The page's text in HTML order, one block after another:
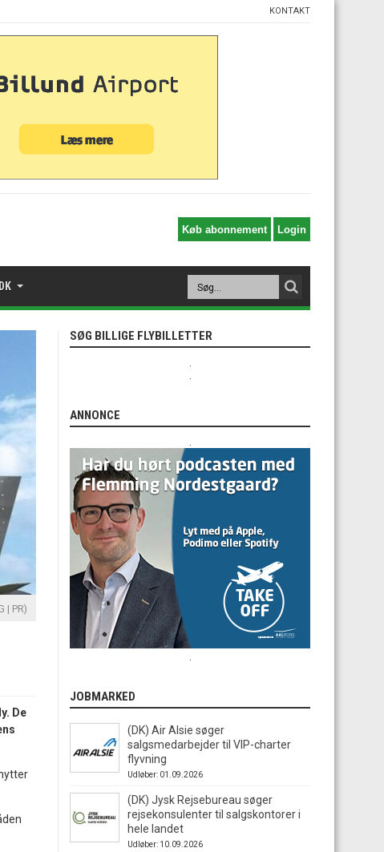
KONTAKT
| PR)
De
SØG BILLIGE FLYBILLETTER
ANNONCE
JOBMARKED
(DK) Air Alsie søger
salgsmedarbejder til VIP-charter
flyvning
Udløber: 01.09.2026
(DK) Jysk Rejsebureau søger
rejsekonsulenter til salgskontorer i
hele landet
Udløber: 10.09.2026